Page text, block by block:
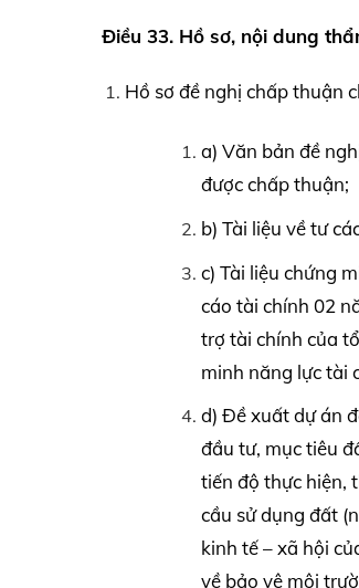
Điều 33. Hồ sơ, nội dung
Hồ sơ đề nghị chấp thuận
a) Văn bản đề
được chấp thuận;
b) Tài liệu về tư
c) Tài liệu chứng
cáo tài chính 02
trợ tài chính của
minh năng lực tài
d) Đề xuất dự án
đầu tư, mục tiêu
tiến độ thực hiện,
cầu sử dụng đất
kinh tế – xã hội
về bảo vệ môi